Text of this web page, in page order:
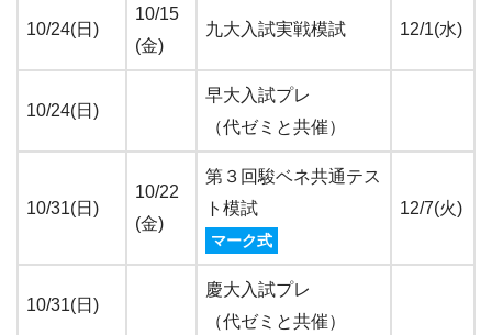
10/24(日)
10/15
(金)
九大入試実戦模試 12/1(水)
10/24(日)
早大入試プレ
（代ゼミと共催）
10/31(日)
10/22
(金)
第３回駿ベネ共通テス
ト模試
マーク式
12/7(火)
10/31(日)
慶大入試プレ
（代ゼミと共催）